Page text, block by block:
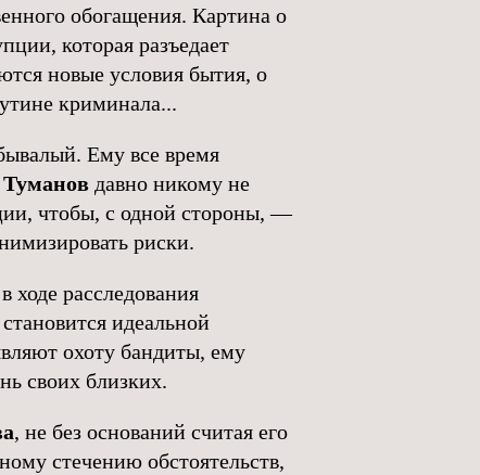
обогащения. Картина о
которая разъедает
новые условия бытия, о
криминала...
Ему все время
Туманов давно никому не
чтобы, с одной стороны, —
риски.
ходе расследования
идеальной
охоту бандиты, ему
своих близких.
, не без оснований считая его
стечению обстоятельств,